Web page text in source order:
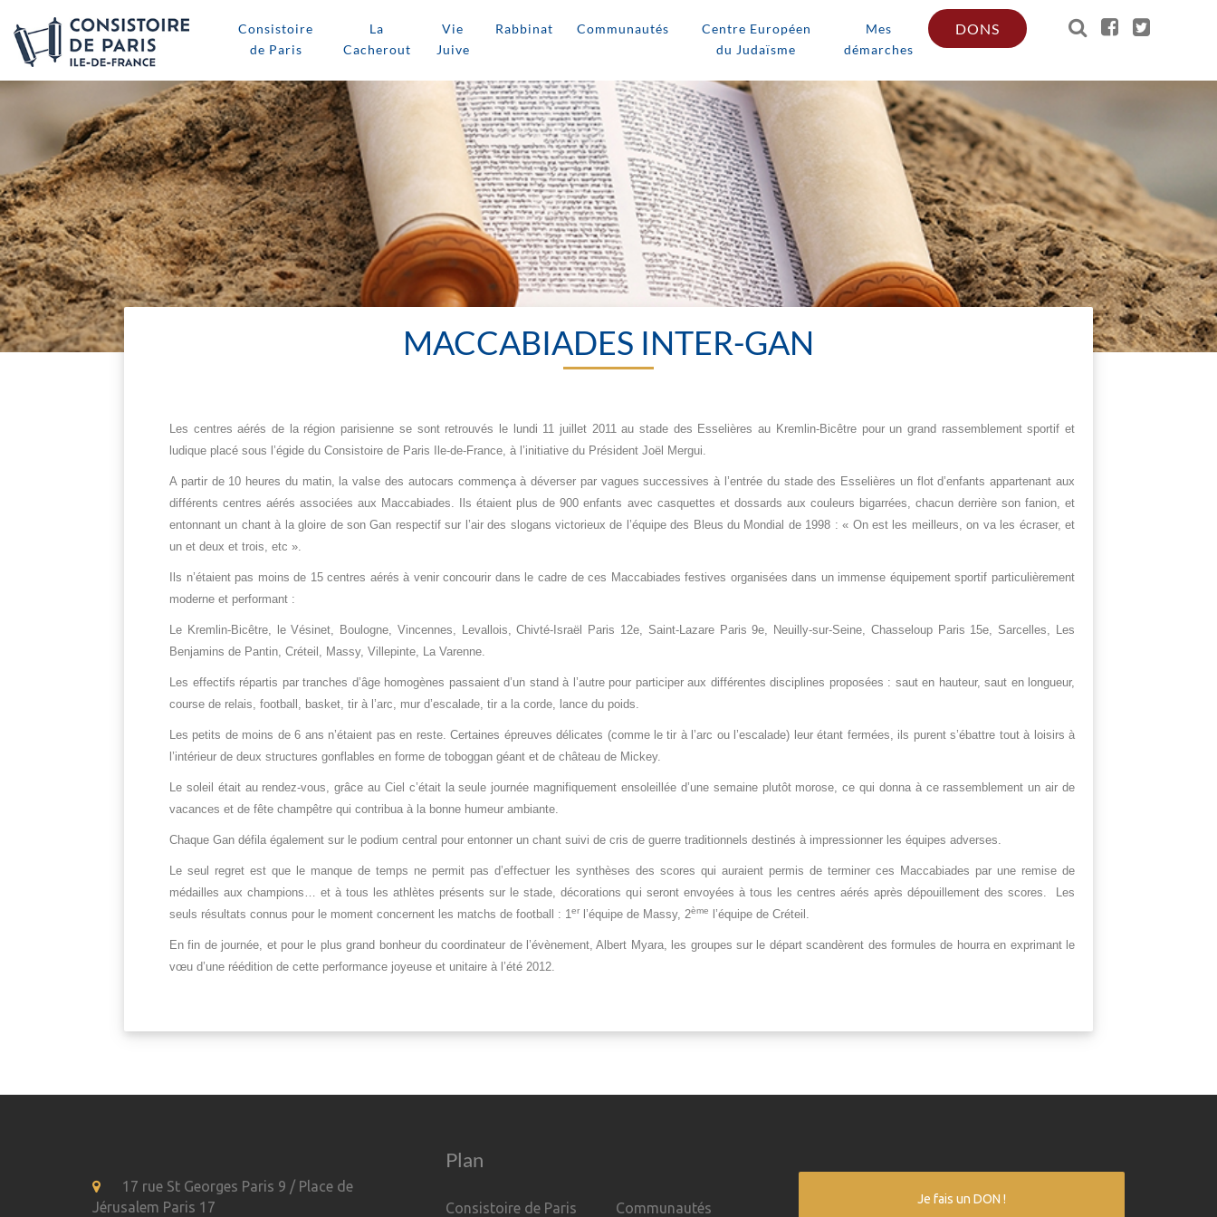
Consistoire
de Paris
La
Cacherout
Vie
Juive
Rabbinat Communautés
Centre Européen
du Judaïsme
Mes
démarches
DONS
MACCABIADES INTER-GAN
Les centres aérés de la région parisienne se sont retrouvés le lundi 11 juillet 2011 au stade des Esselières au Kremlin-Bicêtre pour un grand rassemblement sportif et
ludique placé sous l’égide du Consistoire de Paris Ile-de-France, à l’initiative du Président Joël Mergui.
A partir de 10 heures du matin, la valse des autocars commença à déverser par vagues successives à l’entrée du stade des Esselières un flot d’enfants appartenant aux
différents centres aérés associées aux Maccabiades. Ils étaient plus de 900 enfants avec casquettes et dossards aux couleurs bigarrées, chacun derrière son fanion, et
entonnant un chant à la gloire de son Gan respectif sur l’air des slogans victorieux de l’équipe des Bleus du Mondial de 1998 : « On est les meilleurs, on va les écraser, et
un et deux et trois, etc ».
Ils n’étaient pas moins de 15 centres aérés à venir concourir dans le cadre de ces Maccabiades festives organisées dans un immense équipement sportif particulièrement
moderne et performant :
Le Kremlin-Bicêtre, le Vésinet, Boulogne, Vincennes, Levallois, Chivté-Israël Paris 12e, Saint-Lazare Paris 9e, Neuilly-sur-Seine, Chasseloup Paris 15e, Sarcelles, Les
Benjamins de Pantin, Créteil, Massy, Villepinte, La Varenne.
Les effectifs répartis par tranches d’âge homogènes passaient d’un stand à l’autre pour participer aux différentes disciplines proposées : saut en hauteur, saut en longueur,
course de relais, football, basket, tir à l’arc, mur d’escalade, tir a la corde, lance du poids.
Les petits de moins de 6 ans n’étaient pas en reste. Certaines épreuves délicates (comme le tir à l’arc ou l’escalade) leur étant fermées, ils purent s’ébattre tout à loisirs à
l’intérieur de deux structures gonflables en forme de toboggan géant et de château de Mickey.
Le soleil était au rendez-vous, grâce au Ciel c’était la seule journée magnifiquement ensoleillée d’une semaine plutôt morose, ce qui donna à ce rassemblement un air de
vacances et de fête champêtre qui contribua à la bonne humeur ambiante.
Chaque Gan défila également sur le podium central pour entonner un chant suivi de cris de guerre traditionnels destinés à impressionner les équipes adverses.
Le seul regret est que le manque de temps ne permit pas d’effectuer les synthèses des scores qui auraient permis de terminer ces Maccabiades par une remise de
médailles aux champions… et à tous les athlètes présents sur le stade, décorations qui seront envoyées à tous les centres aérés après dépouillement des scores. Les
seuls résultats connus pour le moment concernent les matchs de football : 1er l’équipe de Massy, 2ème l’équipe de Créteil.
En fin de journée, et pour le plus grand bonheur du coordinateur de l’évènement, Albert Myara, les groupes sur le départ scandèrent des formules de hourra en exprimant le
vœu d’une réédition de cette performance joyeuse et unitaire à l’été 2012.
17 rue St Georges Paris 9 / Place de
Jérusalem Paris 17
Plan
Consistoire de Paris Communautés
Je fais un DON !